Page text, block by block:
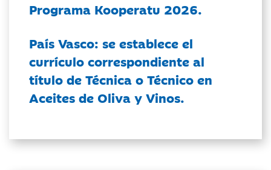
Programa Kooperatu 2026.
País Vasco: se establece el
currículo correspondiente al
título de Técnica o Técnico en
Aceites de Oliva y Vinos.